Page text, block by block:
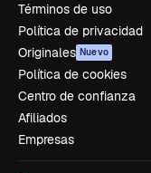
Términos de uso
Política de privacidad
Originales Nuevo
Política de cookies
Centro de confianza
Afiliados
Empresas